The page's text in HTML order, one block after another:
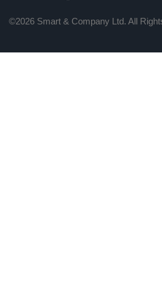
©2026 Smart & Company Ltd. All